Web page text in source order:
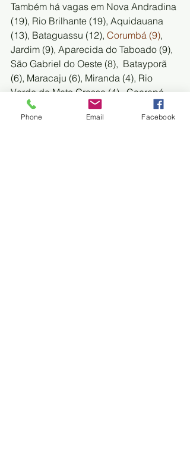
Também há vagas em Nova Andradina
(19), Rio Brilhante (19), Aquidauana
(13), Bataguassu (12), Corumbá (9),
Jardim (9), Aparecida do Taboado (9),
São Gabriel do Oeste (8),  Batayporã
(6), Maracaju (6), Miranda (4), Rio
Verde de Mato Grosso (4),  Caarapó
(2), Coxim (1) e Ivinhema (1).
Phone Email Facebook